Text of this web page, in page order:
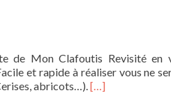
de Mon Clafoutis Revisité en
et rapide à réaliser vous ne
abricots…).[…]